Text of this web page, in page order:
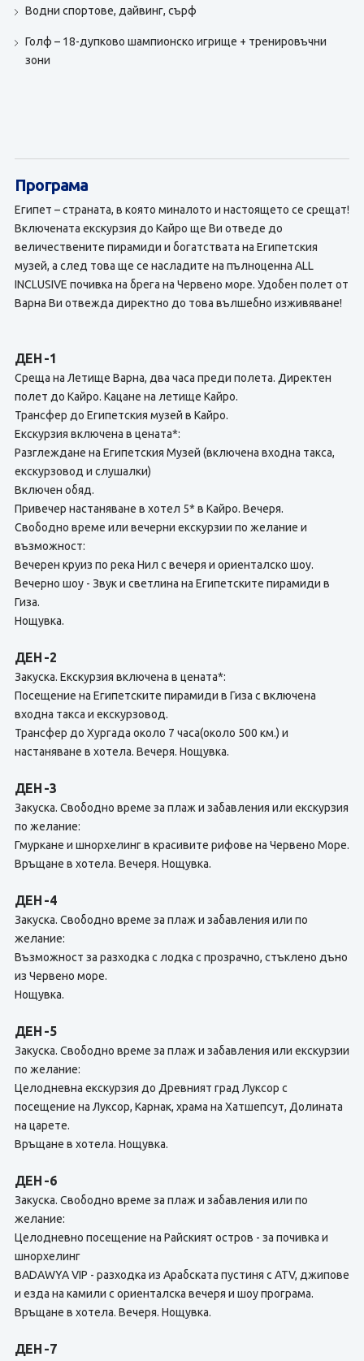
Водни спортове, дайвинг, сърф
Голф – 18-дупково шампионско игрище + тренировъчни
зони
Програма
Египет – страната, в която миналото и настоящето се срещат!
Включената екскурзия до Кайро ще Ви отведе до
величествените пирамиди и богатствата на Египетския
музей, а след това ще се насладите на пълноценна ALL
INCLUSIVE почивка на брега на Червено море. Удобен полет от
Варна Ви отвежда директно до това вълшебно изживяване!
ДЕН -1
Среща на Летище Варна, два часа преди полета. Директен
полет до Кайро. Кацане на летище Кайро.
Трансфер до Египетския музей в Кайро.
Екскурзия включена в цената*:
Разглеждане на Египетския Музей (включена входна такса,
екскурзовод и слушалки)
Включен обяд.
Привечер настаняване в хотел 5* в Кайро. Вечеря.
Свободно време или вечерни екскурзии по желание и
възможност:
Вечерен круиз по река Нил с вечеря и ориенталско шоу.
Вечерно шоу - Звук и светлина на Египетските пирамиди в
Гиза.
Нощувка.
ДЕН -2
Закуска. Екскурзия включена в цената*:
Посещение на Египетските пирамиди в Гиза с включена
входна такса и екскурзовод.
Трансфер до Хургада около 7 часа(около 500 км.) и
настаняване в хотела. Вечеря. Нощувка.
ДЕН -3
Закуска. Свободно време за плаж и забавления или екскурзия
по желание:
Гмуркане и шнорхелинг в красивите рифове на Червено Море.
Връщане в хотела. Вечеря. Нощувка.
ДЕН -4
Закуска. Свободно време за плаж и забавления или по
желание:
Възможност за разходка с лодка с прозрачно, стъклено дъно
из Червено море.
Нощувка.
ДЕН -5
Закуска. Свободно време за плаж и забавления или екскурзии
по желание:
Целодневна екскурзия до Древният град Луксор с
посещение на Луксор, Карнак, храма на Хатшепсут, Долината
на царете.
Връщане в хотела. Нощувка.
ДЕН -6
Закуска. Свободно време за плаж и забавления или по
желание:
Целодневно посещение на Райският остров - за почивка и
шнорхелинг
BADAWYA VIP - разходка из Арабската пустиня с ATV, джипове
и езда на камили с ориенталска вечеря и шоу програма.
Връщане в хотела. Вечеря. Нощувка.
ДЕН -7